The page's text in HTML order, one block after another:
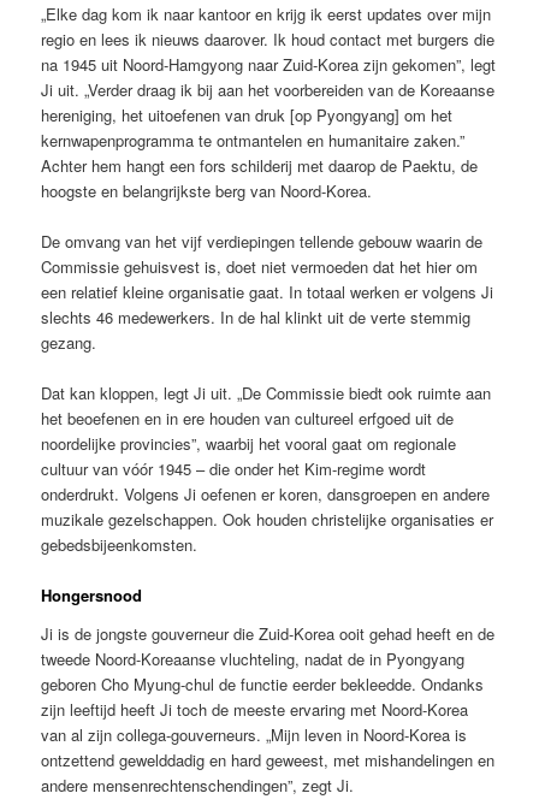
„Elke dag kom ik naar kantoor en krijg ik eerst updates over mijn
regio en lees ik nieuws daarover. Ik houd contact met burgers die
na 1945 uit Noord-Hamgyong naar Zuid-Korea zijn gekomen”, legt
Ji uit. „Verder draag ik bij aan het voorbereiden van de Koreaanse
hereniging, het uitoefenen van druk [op Pyongyang] om het
kernwapenprogramma te ontmantelen en humanitaire zaken.”
Achter hem hangt een fors schilderij met daarop de Paektu, de
hoogste en belangrijkste berg van Noord-Korea.
De omvang van het vijf verdiepingen tellende gebouw waarin de
Commissie gehuisvest is, doet niet vermoeden dat het hier om
een relatief kleine organisatie gaat. In totaal werken er volgens Ji
slechts 46 medewerkers. In de hal klinkt uit de verte stemmig
gezang.
Dat kan kloppen, legt Ji uit. „De Commissie biedt ook ruimte aan
het beoefenen en in ere houden van cultureel erfgoed uit de
noordelijke provincies”, waarbij het vooral gaat om regionale
cultuur van vóór 1945 – die onder het Kim-regime wordt
onderdrukt. Volgens Ji oefenen er koren, dansgroepen en andere
muzikale gezelschappen. Ook houden christelijke organisaties er
gebedsbijeenkomsten.
Hongersnood
Ji is de jongste gouverneur die Zuid-Korea ooit gehad heeft en de
tweede Noord-Koreaanse vluchteling, nadat de in Pyongyang
geboren Cho Myung-chul de functie eerder bekleedde. Ondanks
zijn leeftijd heeft Ji toch de meeste ervaring met Noord-Korea
van al zijn collega-gouverneurs. „Mijn leven in Noord-Korea is
ontzettend gewelddadig en hard geweest, met mishandelingen en
andere mensenrechtenschendingen”, zegt Ji.